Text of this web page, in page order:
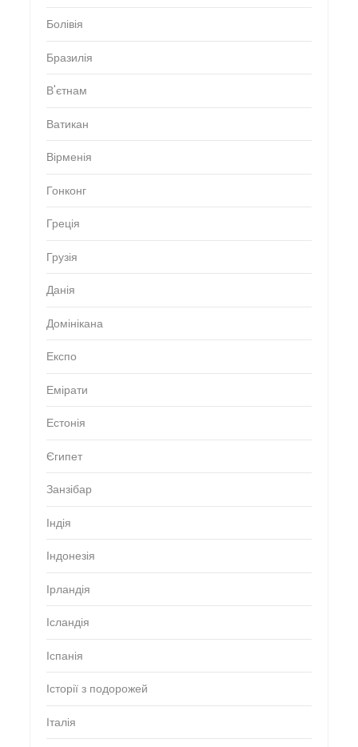
Болівія
Бразилія
В'єтнам
Ватикан
Вірменія
Гонконг
Греція
Грузія
Данія
Домінікана
Експо
Емірати
Естонія
Єгипет
Занзібар
Індія
Індонезія
Ірландія
Ісландія
Іспанія
Історії з подорожей
Італія